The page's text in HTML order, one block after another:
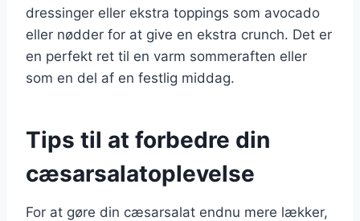
dressinger eller ekstra toppings som avocado
eller nødder for at give en ekstra crunch. Det er
en perfekt ret til en varm sommeraften eller
som en del af en festlig middag.
Tips til at forbedre din
cæsarsalatoplevelse
For at gøre din cæsarsalat endnu mere lækker,